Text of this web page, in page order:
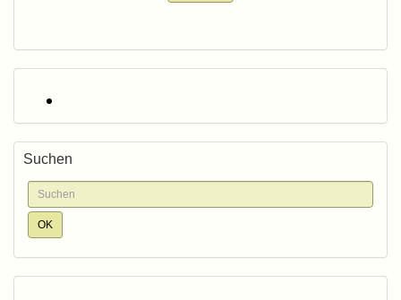
Suchen